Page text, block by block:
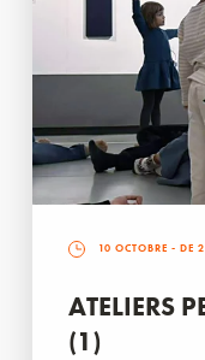
10 OCTOBRE - DE
ATELIERS
(1)